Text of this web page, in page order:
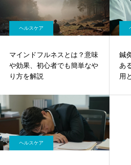
ヘルスケア
マインドフルネスとは？意味
や効果、初心者でも簡単なや
り方を解説
鍼
あ
用
ヘルスケア